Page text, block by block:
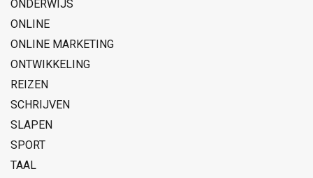
ONDERWIJS
ONLINE
ONLINE MARKETING
ONTWIKKELING
REIZEN
SCHRIJVEN
SLAPEN
SPORT
TAAL